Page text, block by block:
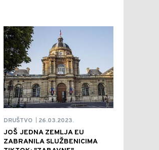
DRUŠTVO 26.03.2023.
JOŠ JEDNA ZEMLJA EU
ZABRANILA SLUŽBENICIMA